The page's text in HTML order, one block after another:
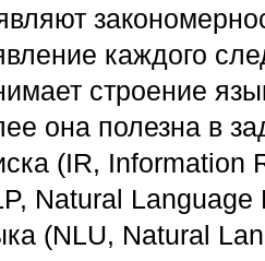
каждого
строение
она полезна в
(IR, Information
Natural Language
(NLU, Natural